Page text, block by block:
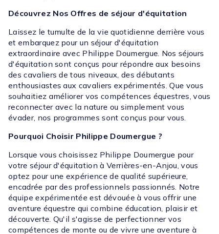
Découvrez Nos Offres de séjour d'équitation
Laissez le tumulte de la vie quotidienne derrière vous
et embarquez pour un séjour d'équitation
extraordinaire avec Philippe Doumergue. Nos séjours
d'équitation sont conçus pour répondre aux besoins
des cavaliers de tous niveaux, des débutants
enthousiastes aux cavaliers expérimentés. Que vous
souhaitiez améliorer vos compétences équestres, vous
reconnecter avec la nature ou simplement vous
évader, nos programmes sont conçus pour vous.
Pourquoi Choisir Philippe Doumergue ?
Lorsque vous choisissez Philippe Doumergue pour
votre séjour d'équitation à Verrières-en-Anjou, vous
optez pour une expérience de qualité supérieure,
encadrée par des professionnels passionnés. Notre
équipe expérimentée est dévouée à vous offrir une
aventure équestre qui combine éducation, plaisir et
découverte. Qu'il s'agisse de perfectionner vos
compétences de monte ou de vivre une aventure à